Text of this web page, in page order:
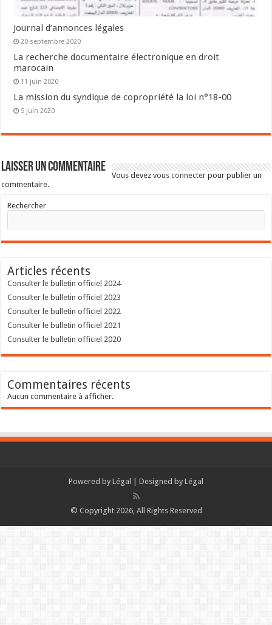
Journal d’annonces légales
20 septembre 2020
La recherche documentaire électronique en droit
marocain
11 juin 2020
La mission du syndique de copropriété la loi n°18-00
5 juin 2020
Laisser un commentaire
Vous devezvous connecter pour publier un
commentaire.
Rechercher
Articles récents
Consulter le bulletin officiel 2024
Consulter le bulletin officiel 2023
Consulter le bulletin officiel 2022
Consulter le bulletin officiel 2021
Consulter le bulletin officiel 2020
Commentaires récents
Aucun commentaire à afficher.
Powered by Légal | Designed by Légal
© Copyright 2026, All Rights Reserved